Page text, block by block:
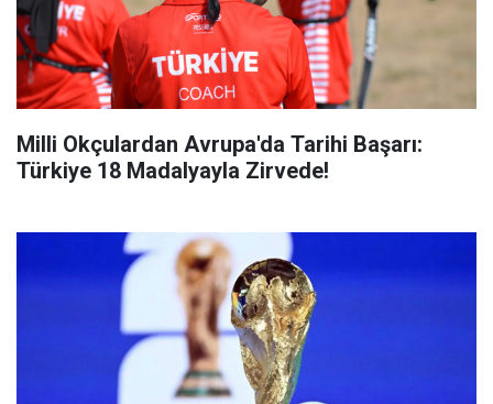
Milli Okçulardan Avrupa'da Tarihi Başarı:
Türkiye 18 Madalyayla Zirvede!